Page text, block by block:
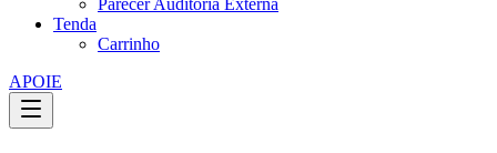
Parecer Auditoria Externa
Tenda
Carrinho
APOIE